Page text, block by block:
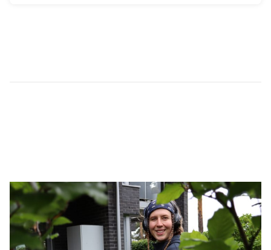
Vår tjenesteportefølje gir deg enkel tilgang på
alle de ressurser og verktøy som trengs for
effektiv drift og administrasjon av eiendom – alt
samlet under ett tak.